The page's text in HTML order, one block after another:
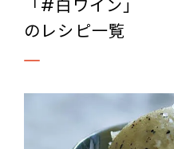
「#白ワイン」
のレシピ一覧